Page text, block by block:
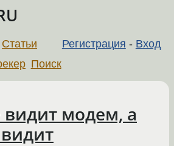
Регистрация - Вход
Статьи
Поиск
видит модем, а